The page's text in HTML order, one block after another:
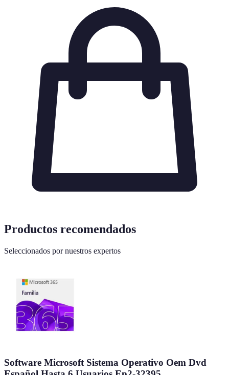
Productos recomendados
Seleccionados por nuestros expertos
Software Microsoft Sistema Operativo Oem Dvd